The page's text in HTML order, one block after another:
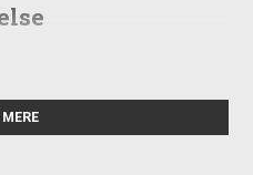
giver en robust
MERE